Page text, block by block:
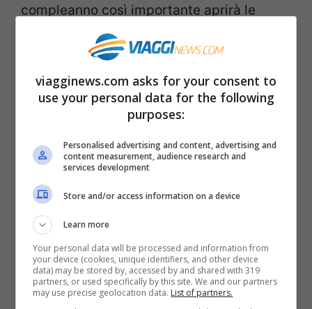
compleanno così importante aprirà le
porte del proprio
gli ammiratori grandi e piccoli.
Ma non sarà l’unico cerimoniere, altri
personaggi storici come
Biancaneve, il Principe Azzurro, Aurora e
Filippoaccoglieranno e
accompagneranno i visitatorinelle varie
aree del parco. Alla sera, lo spettacolo è
assicurato, con il Castello della Bella
Addormentata e giochi di luce e ombre di
Peter Pan…tutti i giorni ovviamente vari
viagginews.com asks for your consent to
use your personal data for the following
purposes:
Personalised advertising and content, advertising and
content measurement, audience research and
services development
Store and/or access information on a device
Learn more
Your personal data will be processed and information from
your device (cookies, unique identifiers, and other device
data) may be stored by, accessed by and shared with 319
partners, or used specifically by this site. We and our partners
may use precise geolocation data. List of partners.